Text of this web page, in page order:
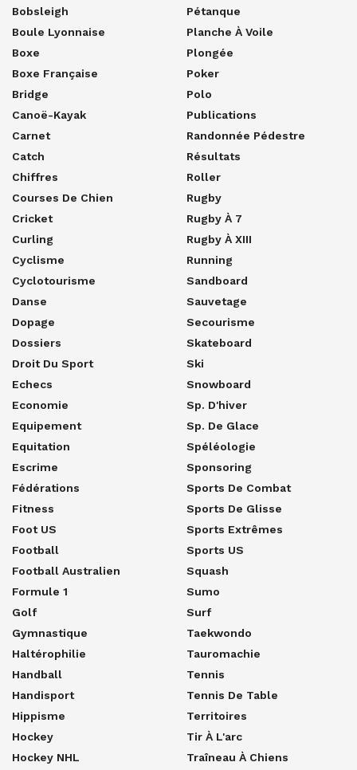
Bobsleigh
Boule Lyonnaise
Boxe
Boxe Française
Bridge
Canoë-Kayak
Carnet
Catch
Chiffres
Courses De Chien
Cricket
Curling
Cyclisme
Cyclotourisme
Danse
Dopage
Dossiers
Droit Du Sport
Echecs
Economie
Equipement
Equitation
Escrime
Fédérations
Fitness
Foot US
Football
Football Australien
Formule 1
Golf
Gymnastique
Haltérophilie
Handball
Handisport
Hippisme
Hockey
Hockey NHL
Pétanque
Planche À Voile
Plongée
Poker
Polo
Publications
Randonnée Pédestre
Résultats
Roller
Rugby
Rugby À 7
Rugby À XIII
Running
Sandboard
Sauvetage
Secourisme
Skateboard
Ski
Snowboard
Sp. D'hiver
Sp. De Glace
Spéléologie
Sponsoring
Sports De Combat
Sports De Glisse
Sports Extrêmes
Sports US
Squash
Sumo
Surf
Taekwondo
Tauromachie
Tennis
Tennis De Table
Territoires
Tir À L'arc
Traîneau À Chiens